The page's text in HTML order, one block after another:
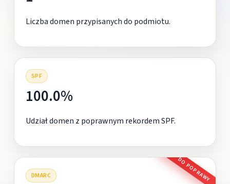
Liczba domen przypisanych do podmiotu.
SPF
100.0%
Udział domen z poprawnym rekordem SPF.
DMARC DO POPRAWY